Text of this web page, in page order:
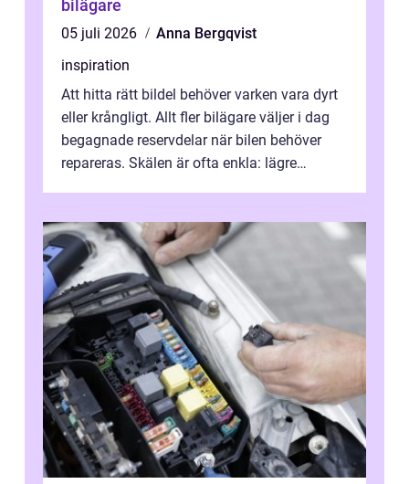
bilägare
05 juli 2026
Anna Bergqvist
inspiration
Att hitta rätt bildel behöver varken vara dyrt
eller krångligt. Allt fler bilägare väljer i dag
begagnade reservdelar när bilen behöver
repareras. Skälen är ofta enkla: lägre